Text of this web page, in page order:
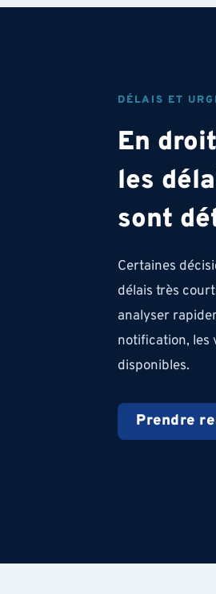
DÉLAIS ET
En
les
sont
Certaines
délais très
analyser
notification, les
disponibles.
Prendre